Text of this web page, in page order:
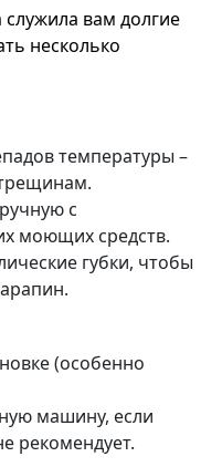
вам долгие
несколько
температуры –
с
моющих средств.
губки, чтобы
(особенно
машину, если
рекомендует.